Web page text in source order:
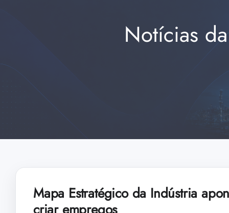
Notícias
Mapa Estratégico da Indústria